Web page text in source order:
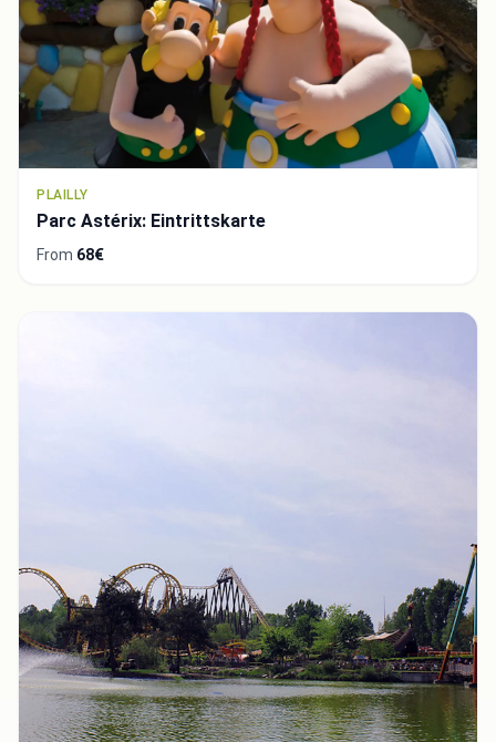
PLAILLY
Parc Astérix: Eintrittskarte
From 68€